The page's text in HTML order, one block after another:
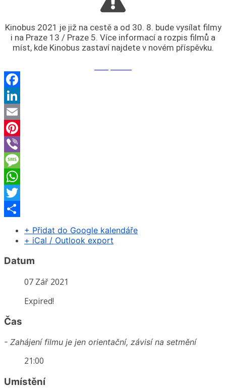
Kinobus 2021 je již na cestě a od 30. 8. bude vysílat filmy
i na Praze 13 / Praze 5. Více informací a rozpis filmů a
míst, kde Kinobus zastaví najdete v novém příspěvku.
Facebook
LinkedIn
Email
Pinterest
Viber
Message
WhatsApp
Twitter
+ Přidat do Google kalendáře
+ iCal / Outlook export
Datum
07 Zář 2021
Expired!
Čas
- Zahájení filmu je jen orientační, závisí na setmění
21:00
Umístění